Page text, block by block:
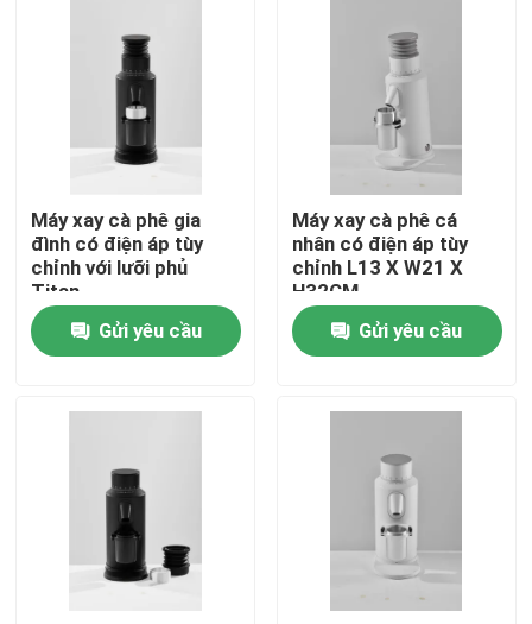
Hướng dẫn VR
Về chúng tôi
Tham quan nhà máy
Kiểm soát chất lượng
Máy xay hạt cà phê
Máy xay cà phê gia
đình có điện áp tùy
chỉnh với lưỡi phủ
Titan
Gửi yêu cầu
Máy xay cà phê cá
nhân có điện áp tùy
chỉnh L13 X W21 X
H32CM
Gửi yêu cầu